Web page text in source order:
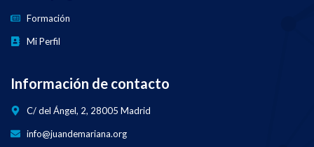
Formación
Mi Perfil
Información de contacto
C/ del Ángel, 2, 28005 Madrid
info@juandemariana.org